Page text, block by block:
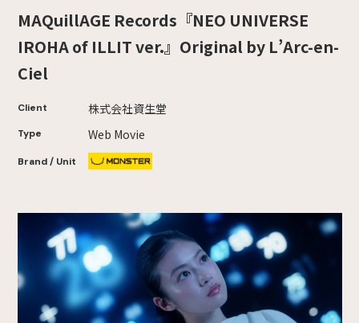
MAQuillAGE Records『NEO UNIVERSE
IROHA of ILLIT ver.』Original by L’Arc-en-
Ciel
Client 株式会社資生堂
Type Web Movie
Brand / Unit